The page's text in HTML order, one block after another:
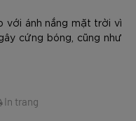
với ánh nắng mặt trời vì
cứng bóng, cũng như
In trang